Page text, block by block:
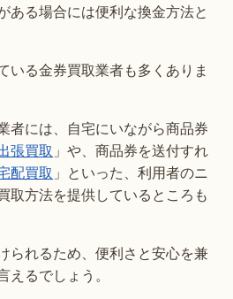
ある場合には便利な換金方法と
いる金券買取業者も多くありま
者には、自宅にいながら商品券
張買取 」や、商品券を送付すれ
配買取 」といった、利用者のニ
取方法を提供しているところも
られるため、便利さと安心を兼
るでしょう。